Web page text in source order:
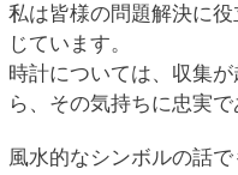
私は皆様の問題解決に
じています。
時計については、収集
ら、その気持ちに忠実で
風水的なシンボルの話